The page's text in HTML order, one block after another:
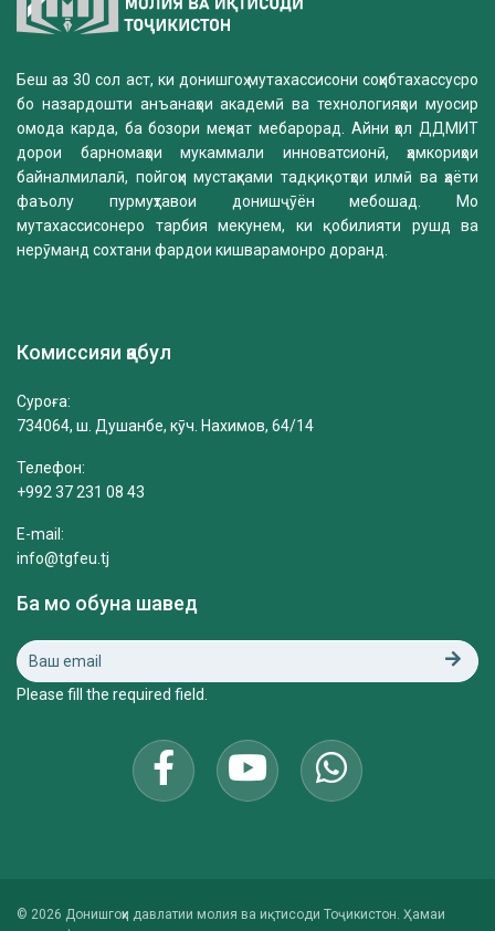
Беш аз 30 сол аст, ки донишгоҳ мутахассисони соҳибтахассусро
бо назардошти анъанаҳои академӣ ва технологияҳои муосир
омода карда, ба бозори меҳнат мебарорад. Айни ҳол ДДМИТ
дорои барномаҳои мукаммали инноватсионӣ, ҳамкориҳои
байналмилалӣ, пойгоҳи мустаҳками тадқиқотҳои илмӣ ва ҳаёти
фаъолу пурмуҳтавои донишҷӯён мебошад. Мо
мутахассисонеро тарбия мекунем, ки қобилияти рушд ва
нерӯманд сохтани фардои кишварамонро доранд.
Комиссияи қабул
Суроға:
734064, ш. Душанбе, кӯч. Нахимов, 64/14
Телефон:
+992 37 231 08 43
E-mail:
info@tgfeu.tj
Ба мо обуна шавед
Please fill the required field.
© 2026 Донишгоҳи давлатии молия ва иқтисоди Тоҷикистон. Ҳамаи